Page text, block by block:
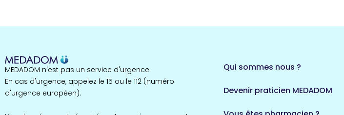
MEDADOM n'est pas un service d'urgence.
En cas d'urgence, appelez le 15 ou le 112 (numéro
d'urgence européen).
Qui sommes nous ?
Devenir praticien MEDADOM